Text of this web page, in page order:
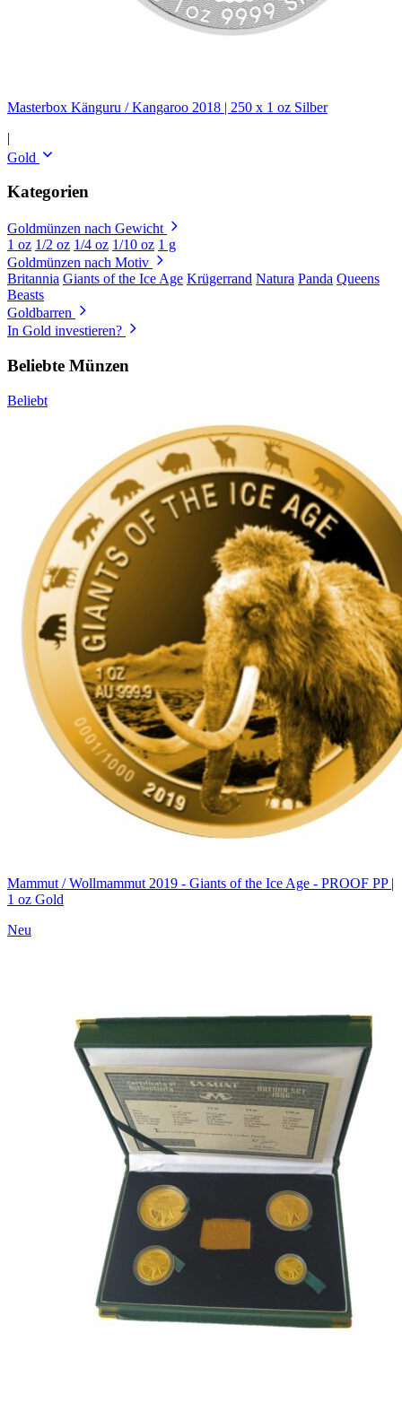
Masterbox Känguru / Kangaroo 2018 | 250 x 1 oz Silber
|
Gold
Kategorien
Goldmünzen nach Gewicht
1 oz 1/2 oz 1/4 oz 1/10 oz 1 g
Goldmünzen nach Motiv
Britannia Giants of the Ice Age Krügerrand Natura Panda Queens
Beasts
Goldbarren
In Gold investieren?
Beliebte Münzen
Beliebt
Mammut / Wollmammut 2019 - Giants of the Ice Age - PROOF PP |
1 oz Gold
Neu